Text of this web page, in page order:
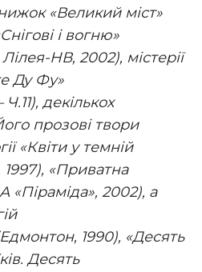
«Великий міст»
і вогню»
НВ, 2002), містерії
Ду Фу»
Ч.11), декількох
прозові твори
«Квіти у темній
1997), «Приватна
«Піраміда», 2002), а
1990), «Десять
Десять